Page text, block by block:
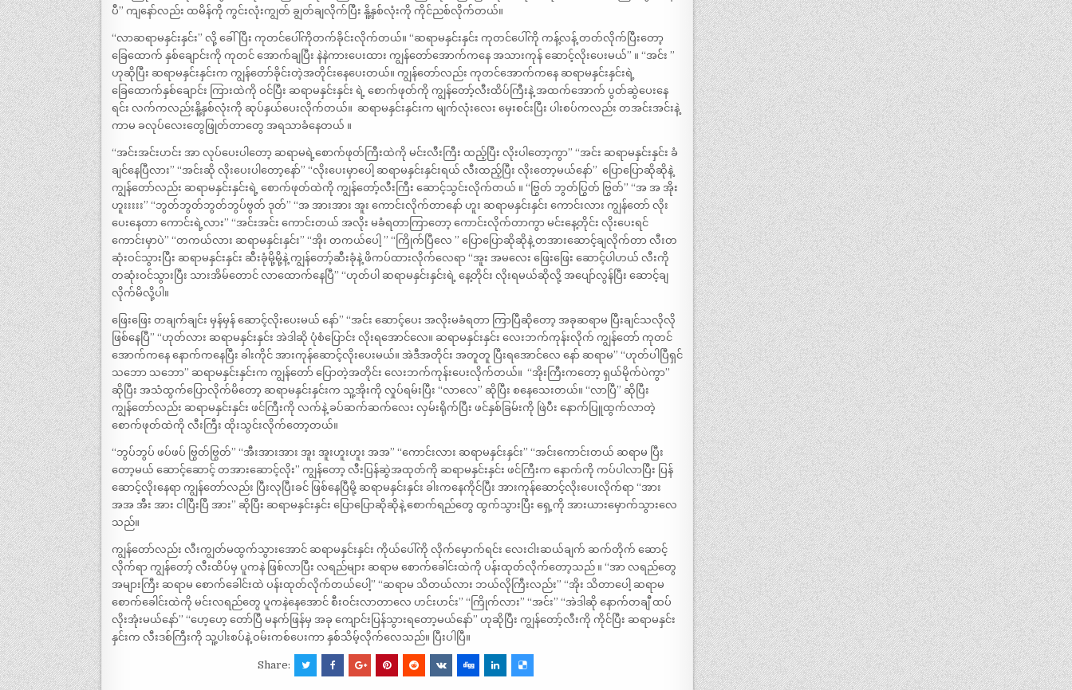
ပီ” ကျနော်လည်း ထမိန်ကို ကွင်းလုံးကျွတ် ချွတ်ချလိုက်ပြီး နိူ့နှစ်လုံးကို ကိုင်ညစ်လိုက်တယ်။
“လာဆရာမနှင်းနှင်း” လို့ ခေါ်ပြီး ကုတင်ပေါ်ကိုတက်ခိုင်းလိုက်တယ်။ “‌ဆရာမနှင်းနှင်း ကုတင်ပေါ်ကို ကန့်လန့် တတ်လိုက်ပြီးတော့
ခြေထောက် နှစ်ချောင်းကို ကုတင် အောက်ချပြီး နဲနဲကားပေးထား ကျွန်တော်အောက်ကနေ အသားကုန် ဆောင့်လိုးပေးမယ်” ။ “‌အင်း ”
ဟုဆိုပြီး ဆရာမနှင်းနှင်းက ကျွန်တော်ခိုင်းတဲ့အတိုင်းနေပေးတယ်။ ကျွန်တော်လည်း ကုတင်အောက်ကနေ ဆရာမနှင်းနှင်းရဲ့
ခြေထောက်နှစ်ချောင်း ကြားထဲကို ဝင်ပြီး ဆရာမနှင်းနှင်း ရဲ့ စောက်ဖုတ်ကို ကျွန်တော့်လီးထိပ်ကြီးနဲ့ အထက်အောက် ပွတ်ဆွဲပေးနေ
ရင်း လက်ကလည်းနိူ့နှစ်လုံးကို ဆုပ်နှယ်ပေးလိုက်တယ်။ ‌ ဆရာမနှင်းနှင်းက မျက်လုံးလေး မှေးစင်းပြီး ပါးစပ်ကလည်း တအင်းအင်းနဲ့
ကာမ ခလုပ်လေးတွေဖြုတ်တာတွေ အရသာခံနေတယ် ။
“‌အင်းအင်းဟင်း ‌အာ လုပ်ပေးပါတော့ ဆရာမရဲ့စောက်ဖုတ်ကြီးထဲကို မင်းလီးကြီး ထည့်ပြီး လိုးပါတော့ကွာ” “‌အင်း ဆရာမနှင်းနှင်း ခံ
ချင်နေပြီလား” “‌အင်းဆို လိုးပေးပါတော့နော်” “‌လိုးပေးမှာပေါ့ ဆရာမနှင်းနှင်းရယ် လီးထည့်ပြီး လိုးတော့မယ်နော်” ‌ ပြောပြောဆိုဆိုနဲ့
ကျွန်တော်လည်း ဆရာမနှင်းနှင်းရဲ့ စောက်ဖုတ်ထဲကို ကျွန်တော့်လီးကြီး ဆောင့်သွင်းလိုက်တယ် ။ “ဗြွတ် ဘွတ်ပြွတ် ဗြွတ်” “အ အ အိုး
ဟူးးးးး” “ဘွတ်ဘွတ်ဘွတ်ဘွပ်ဗွတ် ဒုတ်” “အ အားအား အူး ကောင်းလိုက်တာနော် ဟူး ‌ဆရာမနှင်းနှင်း ကောင်းလား ကျွန်တော် လိုး
ပေးနေတာ ကောင်းရဲ့လား” “‌အင်းအင်း ကောင်းတယ် အလိုး မခံရတာကြာတော့ ကောင်းလိုက်တာကွာ မင်းနေ့တိုင်း လိုးပေးရင်
ကောင်းမှာပဲ” “‌တကယ်လား ဆရာမနှင်းနှင်း” “‌အိုး တကယ်ပေါ့ ” “ကြိုက်ပြီလေ ” ပြောပြောဆိုဆိုနဲ့ တအားဆောင့်ချလိုက်တာ လီးတ
ဆုံးဝင်သွားပြီး ဆရာမနှင်းနှင်း ဆီးခုံမို့မို့နဲ့ ကျွန်တော့်ဆီးခုံနဲ့ ဖိကပ်ထားလိုက်လေရာ “‌အူး အမလေး ဖြေးဖြေး ဆောင့်ပါဟယ် လီးကို
တဆုံးဝင်သွားပြီး သားအိမ်တောင် လာထောက်နေပြီ” “‌ဟုတ်ပါ ဆရာမနှင်းနှင်းရဲ့ နေ့တိုင်း လိုးရမယ်ဆိုလို့ အပျော်လွန်ပြီး ဆောင့်ချ
လိုက်မိလို့ပါ။
ဖြေးဖြေး တချက်ချင်း မှန်မှန် ဆောင့်လိုးပေးမယ် နော်” “‌အင်း ဆောင့်ပေး အလိုးမခံရတာ ကြာပြီဆိုတော့ အခုဆရာမ ပြီးချင်သလိုလို
ဖြစ်နေပြီ” “ဟုတ်လား ဆရာမနှင်းနှင်း အဲဒါဆို ပုံစံပြောင်း လိုးရအောင်လေ။ ဆရာမနှင်းနှင်း လေးဘက်ကုန်းလိုက် ကျွန်တော် ကုတင်
အောက်ကနေ နောက်ကနေပြီး ခါးကိုင် အားကုန်ဆောင့်လိုးပေးမယ်။ အဲဒီအတိုင်း အတူတူ ပြီးရအောင်လေ နော် ဆရာမ” “‌ဟုတ်ပါပြီရှင်
သဘော သဘော” ဆရာမနှင်းနှင်းက ကျွန်တော် ပြောတဲ့အတိုင်း လေးဘက်ကုန်းပေးလိုက်တယ်။ ‌ “အိုးကြီးကတော့ ရှယ်မိုက်ပဲကွာ”
ဆိုပြီး အသံထွက်ပြောလိုက်မိတော့ ဆရာမနှင်းနှင်းက သူ့အိုးကို လှုပ်ရမ်းပြီး “လာလေ” ဆိုပြီး စနေသေးတယ်။ “‌လာပြီ” ဆိုပြီး
ကျွန်တော်လည်း ဆရာမနှင်းနှင်း ဖင်ကြီးကို လက်နဲ့ ခပ်ဆက်ဆက်လေး လှမ်းရိုက်ပြီး ဖင်နှစ်ခြမ်းကို ဖြဲပီး နောက်ပြူထွက်လာတဲ့
စောက်ဖုတ်ထဲကို လီးကြီး ထိုးသွင်းလိုက်တော့တယ်။
“ဘွပ်ဘွပ် ဖပ်ဖပ် ဗြွတ်ဗြွတ်” “အီးအားအား အူး အူးဟူးဟူး အအ” “‌ကောင်းလား ဆရာမနှင်းနှင်း” “‌အင်းကောင်းတယ် ဆရာမ ပြီး
တော့မယ် ဆောင့်ဆောင့် တအားဆောင့်လိုး” ကျွန်တော့ လီးပြန်ဆွဲအထုတ်ကို ဆရာမနှင်းနှင်း ဖင်ကြီးက နောက်ကို ကပ်ပါလာပြီး ပြန်
ဆောင့်လိုးနေရာ ကျွန်တော်လည်း ပြီးလုပြီးခင် ဖြစ်နေပြီမို့ ဆရာမနှင်းနှင်း ခါးကနေကိုင်ပြီး အားကုန်ဆောင့်လိုးပေးလိုက်ရာ “‌အား
အအ အီး အား ငါပြီးပြီ အား” ဆိုပြီး ဆရာမနှင်းနှင်း ပြောပြောဆိုဆိုနဲ့ စောက်ရည်တွေ ထွက်သွားပြီး ရှေ့ကို အားယားမှောက်သွားလေ
သည်။
ကျွန်တော်လည်း လီးကျွတ်မထွက်သွားအောင် ဆရာမနှင်းနှင်း ကိုယ်ပေါ်ကို လိုက်မှောက်ရင်း လေးငါးဆယ်ချက် ဆက်တိုက် ဆောင့်
လိုက်ရာ ကျွန်တော့် လီးထိပ်မှ ပူကနဲ ဖြစ်လာပြီး လရည်များ ဆရာမ စောက်ခေါင်းထဲကို ပန်းထုတ်လိုက်တော့သည် ။ “‌အာ လရည်တွေ
အများကြီး ဆရာမ စောက်ခေါင်းထဲ ပန်းထုတ်လိုက်တယ်ပေါ့” “‌ဆရာမ သိတယ်လား ဘယ်လိုကြီးလည်း” “‌အိုး သိတာပေါ့ ဆရာမ
စောက်ခေါင်းထဲကို မင်းလရည်တွေ ပူကနဲနေအောင် စီးဝင်းလာတာလေ ဟင်းဟင်း” “‌ကြိုက်လား” “‌အင်း” “‌အဲဒါဆို နောက်တချီ ထပ်
လိုးအုံးမယ်နော်” “‌ဟေ့ဟေ့ တော်ပြီ မနက်ဖြန်မှ အခု ကျောင်းပြန်သွားရတော့မယ်နော်” ဟုဆိုပြီး ကျွန်တော့်လီးကို ကိုင်ပြီး ဆရာမနှင်း
နှင်းက လီးဒစ်ကြီးကို သူ့ပါးစပ်နဲ့ ဝမ်းကစ်ပေးကာ နှစ်သိမ့်လိုက်လေသည်။ ပြီးပါပြီ။
Share: